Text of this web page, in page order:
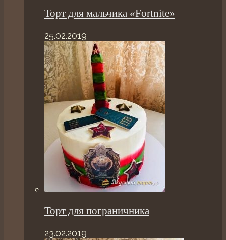
Торт для мальчика «Fortnite»
25.02.2019
Торт для пограничника
23.02.2019